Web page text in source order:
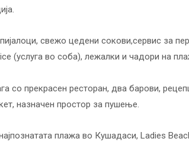
свежо цедени сокови,сервис за
(услуга во соба), лежалки и чадори на
со прекрасен ресторан, два барови,
назначен простор за пушење.
плажа во Кушадаси, Ladies